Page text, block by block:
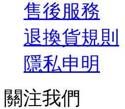
售後服務
退換貨規則
隱私申明
關注我們